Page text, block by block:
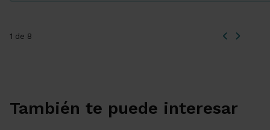
1 de 8
También te puede interesar